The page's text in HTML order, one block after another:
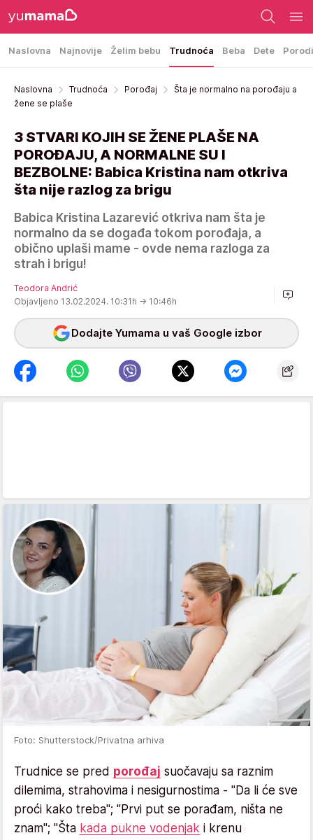
Naslovna Najnovije Želim bebu Trudnoća Beba Dete
Naslovna Trudnoća Porođaj
Šta je normalno na porođaju a
žene se plaše
3 STVARI KOJIH SE ŽENE PLAŠE NA
POROĐAJU, A NORMALNE SU I
BEZBOLNE: Babica Kristina nam otkriva
šta nije razlog za brigu
Babica Kristina Lazarević otkriva nam šta je
normalno da se događa tokom porođaja, a
obično uplaši mame - ovde nema razloga za
strah i brigu!
Teodora Andrić
Objavljeno 13.02.2024. 10:31h → 10:46h
Dodajte Yumama u vaš Google izbor
Foto: Shutterstock/Privatna arhiva
Trudnice se pred porođaj suočavaju sa raznim
dilemima, strahovima i nesigurnostima - "Da li će sve
proći kako treba"; "Prvi put se porađam, ništa ne
znam"; "Šta kada pukne vodenjak i krenu